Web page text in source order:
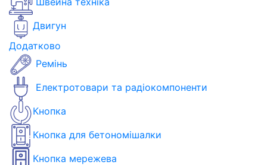
Двигун
Додатково
Ремінь
Електротовари та радіокомпоненти
Кнопка
Кнопка для бетономішалки
Кнопка мережева